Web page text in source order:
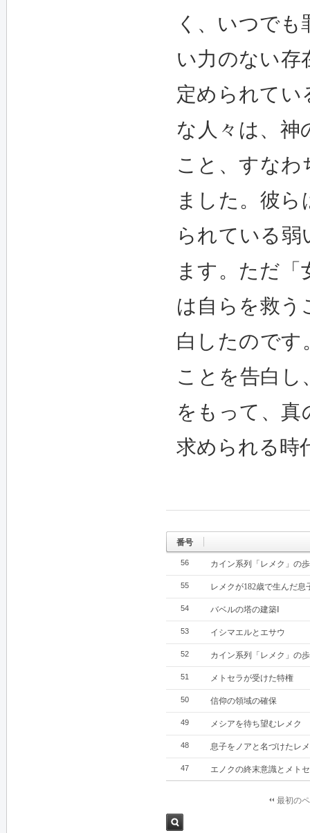
く、いつで
い力のない存
定められてい
な人々は、神
こと、すなわ
ました。彼
られている
ます。ただ
は自らを救う
白したのです
ことを告白し
をもって、真
求められる時
番号
56 カイン系列「レメク」
55 レメクが182歳で生んだ息
54 バベルの塔の建築Ⅰ
53 イシマエルとエサウ
52 カイン系列「レメク」
51 メトセラが受けた特権
50 信仰の領域の確保
49 メシアを待ち望むレメク
48 息子をノアと名づけたレ
47 エノクの終末意識とメト
最初の